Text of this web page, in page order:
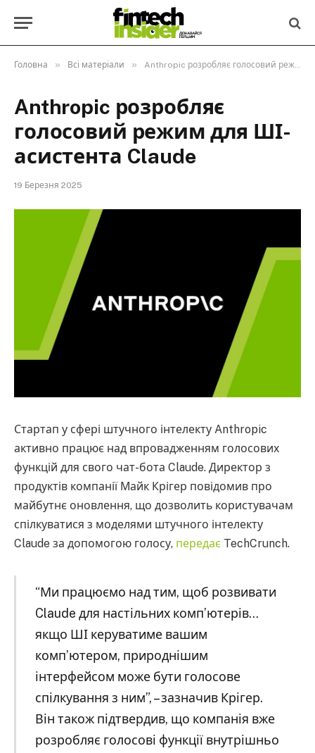
Головна » Всі матеріали » Anthropic розробляє голосовий режим для ШІ-асистента Claude
Anthropic розробляє
голосовий режим для ШІ-
асистента Claude
19 Березня 2025
Стартап у сфері штучного інтелекту Anthropic
активно працює над впровадженням голосових
функцій для свого чат-бота Claude. Директор з
продуктів компанії Майк Крігер повідомив про
майбутнє оновлення, що дозволить користувачам
спілкуватися з моделями штучного інтелекту
Claude за допомогою голосу, передає TechCrunch.
“Ми працюємо над тим, щоб розвивати
Claude для настільних комп’ютерів…
якщо ШІ керуватиме вашим
комп’ютером, природнішим
інтерфейсом може бути голосове
спілкування з ним”, – зазначив Крігер.
Він також підтвердив, що компанія вже
розробляє голосові функції внутрішньо